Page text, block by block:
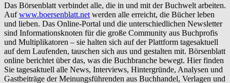
Das Börsenblatt verbindet alle, die in und mit der Buchwelt arbeiten.
Aufwww.boersenblatt.net werden alle erreicht, die Bücher leben
und lieben. Das Online-Portal und die unterschiedlichen Newsletter
sind Informationsknoten für die große Community aus Buchprofis
und Multiplikatoren – sie halten sich auf der Plattform tagesaktuell
auf dem Laufenden, tauschen sich aus und gestalten mit. Börsenblatt
online berichtet über das, was die Buchbranche bewegt. Hier finden
Sie tagesaktuell alle News, Interviews, Hintergründe, Analysen und
Gastbeiträge der Meinungsführenden aus Buchhandel, Verlagen und